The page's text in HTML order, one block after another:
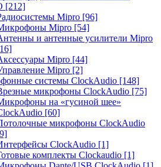
[212]
Mipro [96]
Mipro [54]
и антенные усилители Mipro
Mipro [44]
Mipro [2]
системы ClockAudio [148]
микрофоны ClockAudio [75]
на «гусиной шее»
[60]
микрофоны ClockAudio
ClockAudio [1]
комплекты Clockaudio [1]